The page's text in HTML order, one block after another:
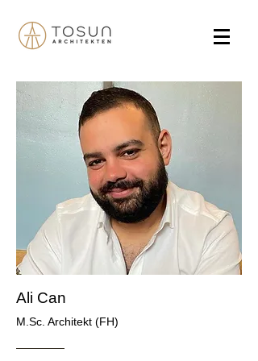
Ali Can
M.Sc. Architekt (FH)